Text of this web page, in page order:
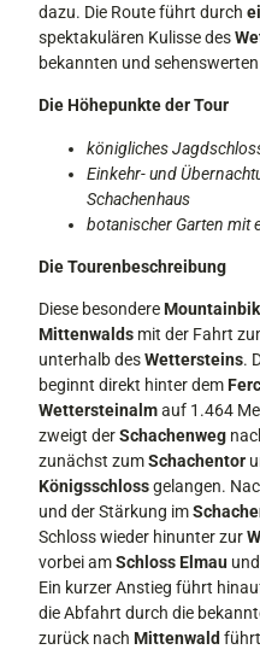
dazu. Die Route führt durch
spektakulären Kulisse des
bekannten und sehenswerten
Die Höhepunkte der Tour
königliches
Einkehr- und
Schachenhaus
botanischer Garten mit
Die Tourenbeschreibung
Diese besondere
Mittenwalds mit der Fahrt
unterhalb desWettersteins.
beginnt direkt hinter dem
Wettersteinalmauf 1.464
zweigt derSchachenweg
zunächst zumSchachentor
Königsschlossgelangen.
und der Stärkung im
Schloss wieder hinunter zur
vorbei amSchloss Elmau und
Ein kurzer Anstieg führt
die Abfahrt durch die
zurück nach Mittenwald